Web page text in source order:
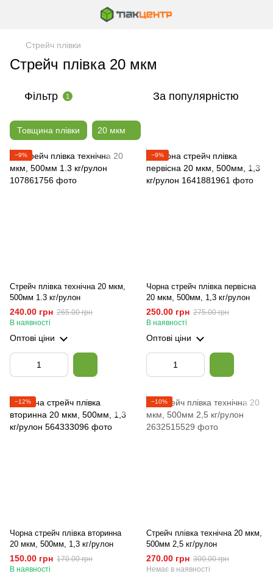
Стрейч плівки
Стрейч плівка 20 мкм
Фільтр 1 За популярністю
Товщина плівки 20 мкм
−9%
Стрейч плівка технічна 20 мкм,
500мм 1.3 кг/рулон
240.00 грн 265.00 грн
В наявності
Оптові ціни
−9%
Чорна стрейч плівка первісна
20 мкм, 500мм, 1,3 кг/рулон
250.00 грн 275.00 грн
В наявності
Оптові ціни
−12%
Чорна стрейч плівка вторинна
20 мкм, 500мм, 1,3 кг/рулон
150.00 грн 170.00 грн
В наявності
−10%
Стрейч плівка технічна 20 мкм,
500мм 2,5 кг/рулон
270.00 грн 300.00 грн
Немає в наявності